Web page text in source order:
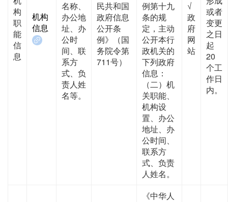
构
职
能
信
息
机构
信息
名称、
办公地
址、办
公时
间、联
系方
式、负
责人姓
名等。
民共和国
政府信息
公开条
例》（国
务院令第
711号）
例第十九
条的规
定，主动
公开本行
政机关的
下列政府
信息：
（二）机
关职能、
机构设
置、办公
地址、办
公时间、
联系方
式、负责
人姓名。
√
政
府
网
站
或者
变更
之日
起
20
个工
作日
内。
《中华人